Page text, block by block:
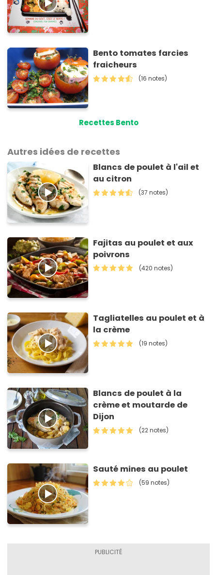
Bento tomates farcies
fraicheurs
(16 notes)
Recettes Bento
Autres idées de recettes
Blancs de poulet à l'ail et
au citron
(37 notes)
Fajitas au poulet et aux
poivrons
(420 notes)
Tagliatelles au poulet et à
la crème
(19 notes)
Blancs de poulet à la
crème et moutarde de
Dijon
(22 notes)
Sauté mines au poulet
(59 notes)